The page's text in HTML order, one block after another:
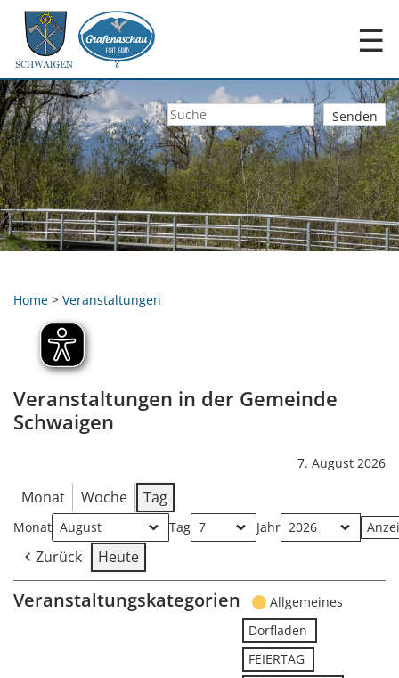
☰
Home > Veranstaltungen
Veranstaltungen in der Gemeinde
Schwaigen
7. August 2026
Monat Woche Tag
Monat Tag Jahr
Zurück Heute
Veranstaltungskategorien
Allgemeines
Dorfladen
FEIERTAG